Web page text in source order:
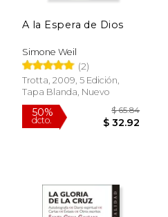
A la Espera de Dios
Simone Weil
(2)
Trotta, 2009, 5 Edición,
Tapa Blanda, Nuevo